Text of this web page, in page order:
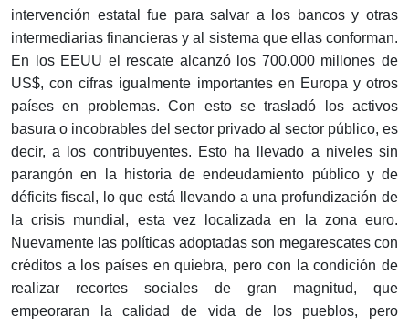
intervención estatal fue para salvar a los bancos y otras
intermediarias financieras y al sistema que ellas conforman.
En los EEUU el rescate alcanzó los 700.000 millones de
US$, con cifras igualmente importantes en Europa y otros
países en problemas. Con esto se trasladó los activos
basura o incobrables del sector privado al sector público, es
decir, a los contribuyentes. Esto ha llevado a niveles sin
parangón en la historia de endeudamiento público y de
déficits fiscal, lo que está llevando a una profundización de
la crisis mundial, esta vez localizada en la zona euro.
Nuevamente las políticas adoptadas son megarescates con
créditos a los países en quiebra, pero con la condición de
realizar recortes sociales de gran magnitud, que
empeoraran la calidad de vida de los pueblos, pero